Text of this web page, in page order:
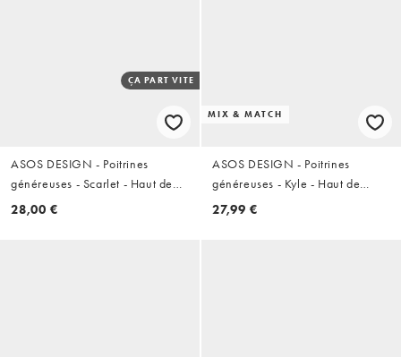
ÇA PART VITE
ASOS DESIGN - Poitrines
généreuses - Scarlet - Haut de
bikini rayé à armatures - Indigo
28,00 €
MIX & MATCH
ASOS DESIGN - Poitrines
généreuses - Kyle - Haut de
bikini à armatures en broderie
27,99 €